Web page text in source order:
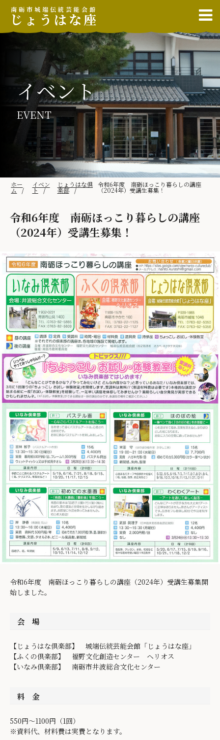
南砺市城端伝統芸能会館
じょうはな座
イベント
EVENT
ホー
ム
イベン
ト
じょうはな倶
楽部
令和6年度 南砺ほっこり暮らしの講座
（2024年）受講生募集！
令和6年度 南砺ほっこり暮らしの講座
（2024年）受講生募集！
令和6年度 南砺ほっこり暮らしの講座（2024年）受講生募集開
始しました。
会 場
【じょうはな倶楽部】 城端伝統芸能会館「じょうはな座」
【ふくの倶楽部】 福野文化創造センター ヘリオス
【いなみ倶楽部】 南砺市井波総合文化センター
料 金
550円～1100円（1回）
※資料代、材料費は実費となります。